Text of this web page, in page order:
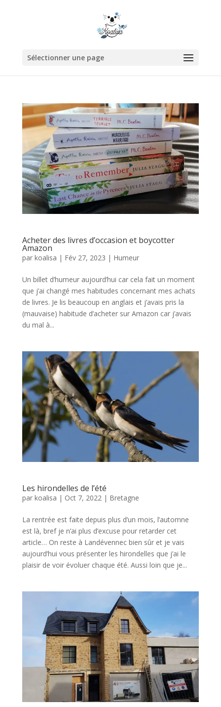
Sélectionner une page
Acheter des livres d’occasion et boycotter
Amazon
par koalisa | Fév 27, 2023 | Humeur
Un billet d’humeur aujourd’hui car cela fait un moment
que j’ai changé mes habitudes concernant mes achats
de livres. Je lis beaucoup en anglais et j’avais pris la
(mauvaise) habitude d’acheter sur Amazon car j’avais
du mal à...
Les hirondelles de l’été
par koalisa | Oct 7, 2022| Bretagne
La rentrée est faite depuis plus d’un mois, l’automne
est là, bref je n’ai plus d’excuse pour retarder cet
article… On reste à Landévennec bien sûr et je vais
aujourd’hui vous présenter les hirondelles que j’ai le
plaisir de voir évoluer chaque été. Aussi loin que je...